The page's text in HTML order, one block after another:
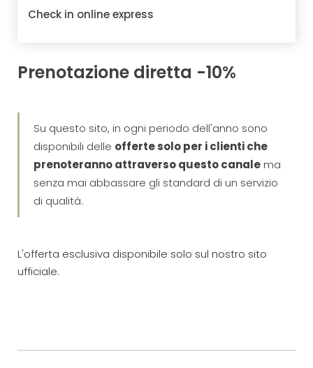
Check in online express
Prenotazione diretta -10%
Su questo sito, in ogni periodo dell'anno sono
disponibili delle offerte solo per i clienti che
prenoteranno attraverso questo canalema
senza mai abbassare gli standard di un servizio
di qualità.
L'offerta esclusiva disponibile solo sul nostro sito
ufficiale.